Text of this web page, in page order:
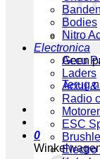
Geen
Terug
0
Bodies
Nitro
Electronica
Accu
Laders
Accu
Radio
ESC
Electro